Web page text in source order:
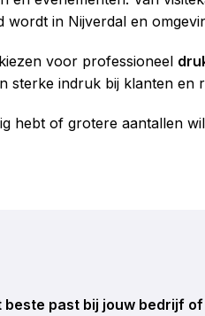
wordt in Nijverdal en
voor professioneel
sterke indruk bij klanten en
hebt of grotere aantallen
past bij jouw bedrijf